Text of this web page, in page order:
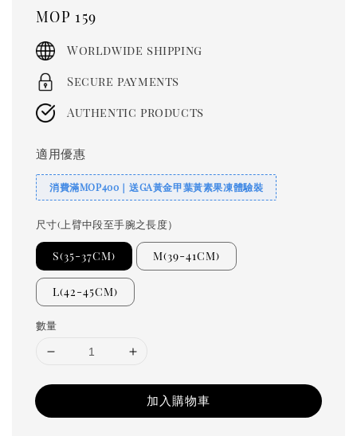
Regular
price
MOP 159
Worldwide shipping
Secure payments
Authentic products
適用優惠
消費滿MOP400｜送GA黃金甲葉黃素果凍體驗裝
尺寸(上臂中段至手腕之長度）
S(35-37CM) M(39-41CM)
L(42-45CM)
數量
加入購物車